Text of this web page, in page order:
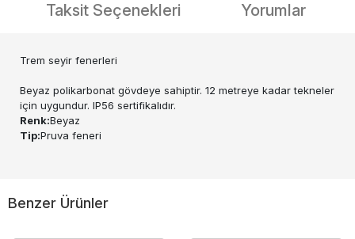
Taksit Seçenekleri Yorumlar
Trem seyir fenerleri
Beyaz polikarbonat gövdeye sahiptir. 12 metreye kadar tekneler
için uygundur. IP56 sertifikalıdır.
Renk:Beyaz
Tip:Pruva feneri
Benzer Ürünler